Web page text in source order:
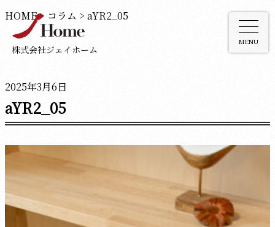
株式会社ジェイホーム
MENU
HOME> コラム > aYR2_05
2025年3月6日
aYR2_05